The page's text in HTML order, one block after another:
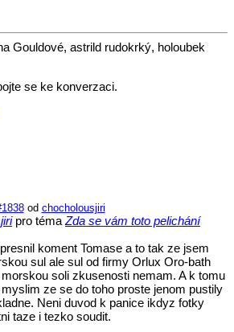
Gouldové, astrild rudokrký, holoubek
se ke konverzaci.
od chocholousjiri
pro téma Zda se vám toto pelichání
koment Tomase a to tak ze jsem
sul ale sul od firmy Orlux Oro-bath
soli zkusenosti nemam. A k tomu
ze se do toho proste jenom pustily
Neni duvod k panice ikdyz fotky
taze i tezko soudit.